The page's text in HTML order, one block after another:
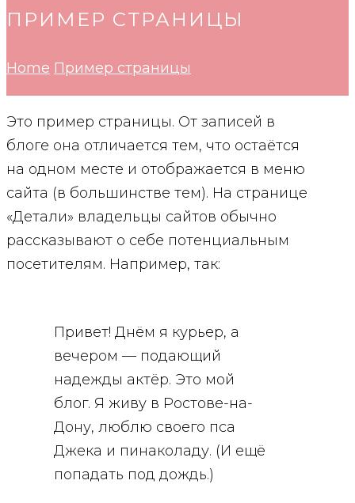
ПРИМЕР СТРАНИЦЫ
Home Пример страницы
Это пример страницы. От записей в
блоге она отличается тем, что остаётся
на одном месте и отображается в меню
сайта (в большинстве тем). На странице
«Детали» владельцы сайтов обычно
рассказывают о себе потенциальным
посетителям. Например, так:
Привет! Днём я курьер, а
вечером — подающий
надежды актёр. Это мой
блог. Я живу в Ростове-на-
Дону, люблю своего пса
Джека и пинаколаду. (И ещё
попадать под дождь.)